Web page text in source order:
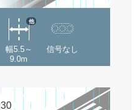
幅5.5～
9.0m
他
信号なし